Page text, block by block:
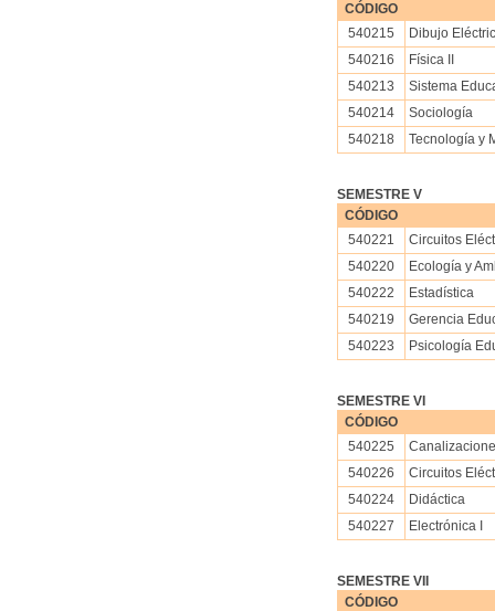
CÓDIGO
540215
Dibujo
540216
Física II
540213
Sistema
540214
Sociología
540218
Tecnología y
SEMESTRE V
CÓDIGO
540221
Circuitos
540220
Ecología y
540222
Estadística
540219
Gerencia
540223
Psicología
SEMESTRE VI
CÓDIGO
540225
540226
Circuitos
540224
Didáctica
540227
Electrónica I
SEMESTRE VII
CÓDIGO